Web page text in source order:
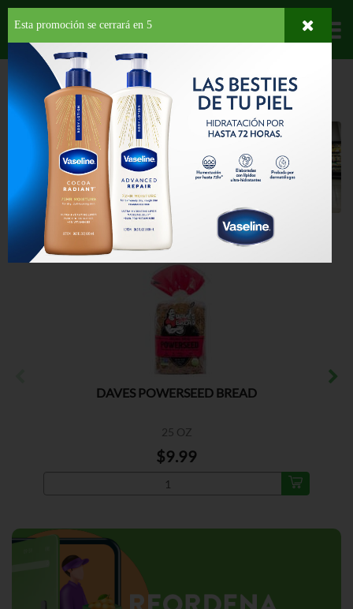
Departamentos
HOME ORGÁNICO PANADERÍA PAN INTEGRAL
Pan Integral
DAVES POWERSEED BREAD
25 OZ
$9.99
Esta promoción se cerrará en 5